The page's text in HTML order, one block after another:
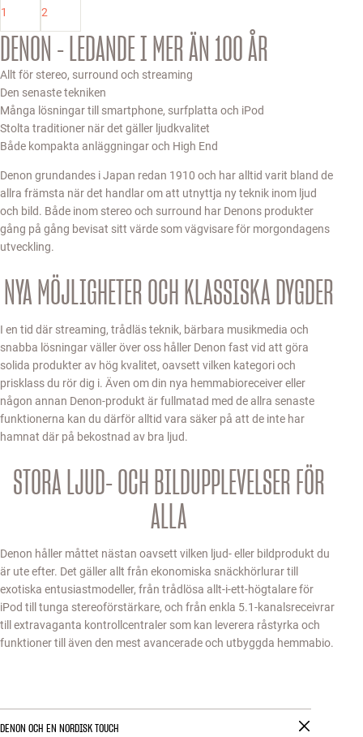
1 2
DENON - LEDANDE I MER ÄN 100 ÅR
Allt för stereo, surround och streaming
Den senaste tekniken
Många lösningar till smartphone, surfplatta och iPod
Stolta traditioner när det gäller ljudkvalitet
Både kompakta anläggningar och High End
Denon grundandes i Japan redan 1910 och har alltid varit bland de
allra främsta när det handlar om att utnyttja ny teknik inom ljud
och bild. Både inom stereo och surround har Denons produkter
gång på gång bevisat sitt värde som vägvisare för morgondagens
utveckling.
NYA MÖJLIGHETER OCH KLASSISKA DYGDER
I en tid där streaming, trådläs teknik, bärbara musikmedia och
snabba lösningar väller över oss håller Denon fast vid att göra
solida produkter av hög kvalitet, oavsett vilken kategori och
prisklass du rör dig i. Även om din nya hemmabioreceiver eller
någon annan Denon-produkt är fullmatad med de allra senaste
funktionerna kan du därför alltid vara säker på att de inte har
hamnat där på bekostnad av bra ljud.
STORA LJUD- OCH BILDUPPLEVELSER FÖR
ALLA
Denon håller måttet nästan oavsett vilken ljud- eller bildprodukt du
är ute efter. Det gäller allt från ekonomiska snäckhörlurar till
exotiska entusiastmodeller, från trådlösa allt-i-ett-högtalare för
iPod till tunga stereoförstärkare, och från enkla 5.1-kanalsreceivrar
till extravaganta kontrollcentraler som kan leverera råstyrka och
funktioner till även den mest avancerade och utbyggda hemmabio.
DENON OCH EN NORDISK TOUCH